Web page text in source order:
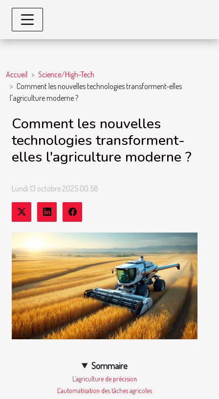
Accueil
Science/High-Tech
Comment les nouvelles technologies transforment-elles
l'agriculture moderne ?
Comment les nouvelles
technologies transforment-
elles l'agriculture moderne ?
Lundi 13 octobre 2025 00:58
Sommaire
L’agriculture de précision
L'automatisation des tâches agricoles